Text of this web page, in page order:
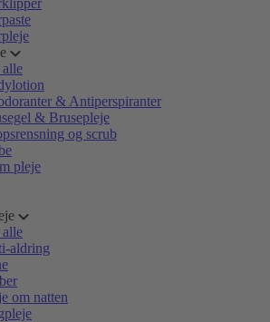
& Antiperspiranter
& Brusepleje
og scrub
pleje
aldring
om natten